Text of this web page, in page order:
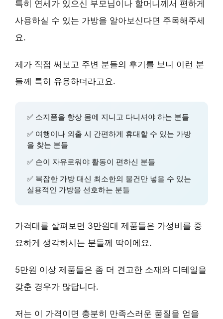
특히 연세가 있으신 부모님이나 할머니께서 편하게
사용하실 수 있는 가방을 알아보신다면 주목해주세
요.
제가 직접 써보고 주변 분들의 후기를 보니 이런 분
들께 특히 유용하더라고요.
✅ 소지품을 항상 몸에 지니고 다니셔야 하는 분들
✅ 여행이나 외출 시 간편하게 휴대할 수 있는 가방
을 찾는 분들
✅ 손이 자유로워야 활동이 편하신 분들
✅ 복잡한 가방 대신 최소한의 물건만 넣을 수 있는
실용적인 가방을 선호하는 분들
가격대를 살펴보면 3만원대 제품들은 가성비를 중
요하게 생각하시는 분들께 딱이에요.
5만원 이상 제품들은 좀 더 견고한 소재와 디테일을
갖춘 경우가 많답니다.
저는 이 가격이면 충분히 만족스러운 품질을 얻을